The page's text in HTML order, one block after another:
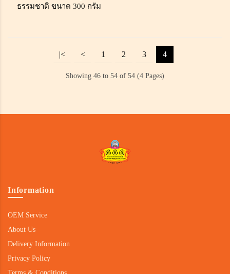
ธรรมชาติ ขนาด 300 กรัม
|< < 1 2 3 4
Showing 46 to 54 of 54 (4 Pages)
Information
OEM Service
About Us
Delivery Information
Privacy Policy